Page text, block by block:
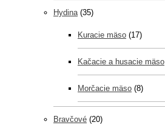
Hydina (35)
Kuracie mäso (17)
Kačacie a husacie mäso
Morčacie mäso (8)
Bravčové (20)